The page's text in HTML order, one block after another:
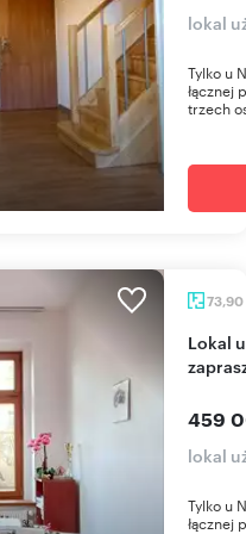
lokal
Tylko u
łącznej
trzech
73,90
Lokal użytkowy 73,9 m2 z ogrodem i adaptacją -
459
lokal
Tylko u
łącznej